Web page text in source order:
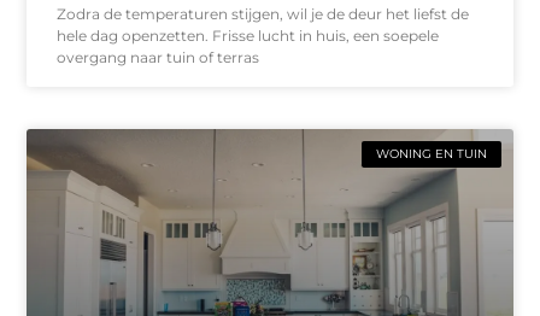
Zodra de temperaturen stijgen, wil je de deur het liefst de
hele dag openzetten. Frisse lucht in huis, een soepele
overgang naar tuin of terras
WONING EN TUIN